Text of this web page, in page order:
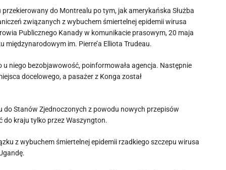
do Montrealu po tym, jak amerykańska Służba
związanych z wybuchem śmiertelnej epidemii wirusa
Publicznego Kanady w komunikacie prasowym, 20 maja
im. Pierre’a Elliota Trudeau.
niego bezobjawowość, poinformowała agencja. Następnie
docelowego, a pasażer z Konga został
Stanów Zjednoczonych z powodu nowych przepisów
do kraju tylko przez Waszyngton.
z wybuchem śmiertelnej epidemii rzadkiego szczepu wirusa